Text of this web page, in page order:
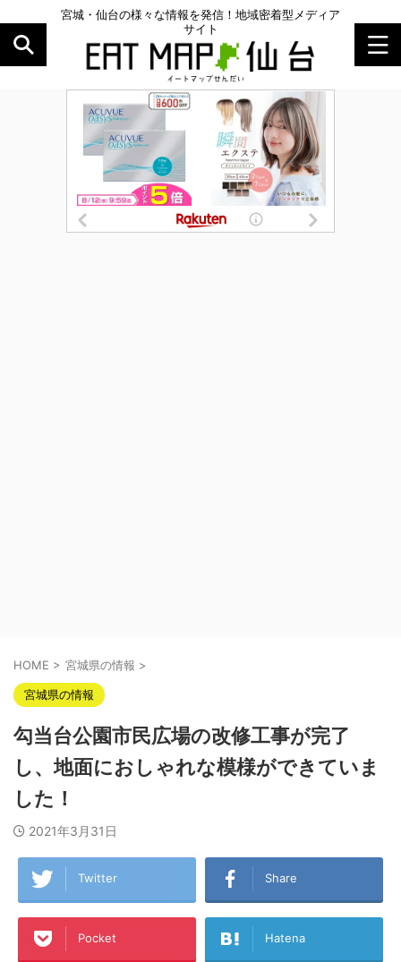
宮城・仙台の様々な情報を発信！地域密着型メディア
サイト
HOME > 宮城県の情報 >
宮城県の情報
勾当台公園市民広場の改修工事が完了
し、地面におしゃれな模様ができていま
した！
2021年3月31日
Twitter Share
Pocket Hatena